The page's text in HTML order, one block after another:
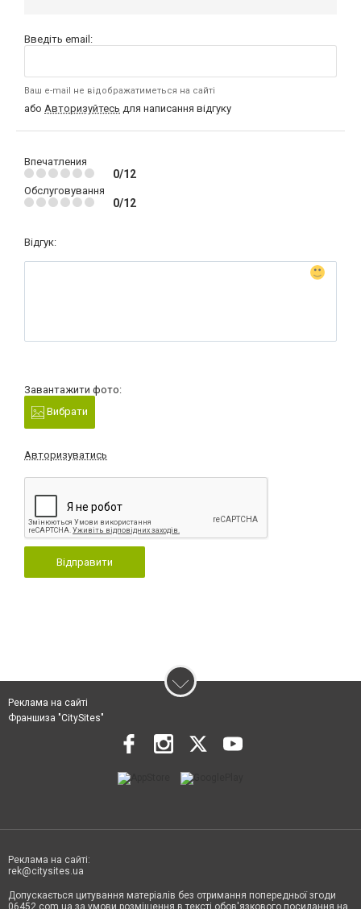
Введіть email:
Ваш e-mail не відображатиметься на сайті
або Авторизуйтесь для написання відгуку
Впечатления
0/12
Обслуговування
0/12
Відгук:
Завантажити фото:
Вибрати
Авторизуватись
Відправити
Реклама на сайті
Франшиза "CitySites"
Реклама на сайті:
rek@citysites.ua
Допускається цитування матеріалів без отримання попередньої згоди
06452.com.ua за умови розміщення в тексті обов'язкового посилання на